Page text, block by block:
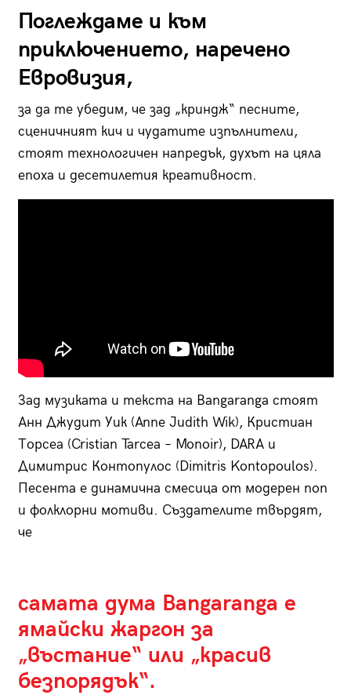
Поглеждаме и към
приключението, наречено
Евровизия,
за да те убедим, че зад „криндж“ песните,
сценичният кич и чудатите изпълнители,
стоят технологичен напредък, духът на цяла
епоха и десетилетия креативност.
Зад музиката и текста на Bangaranga стоят
Анн Джудит Уик (Anne Judith Wik), Кристиан
Торсеа (Cristian Tarcea – Monoir), DARA и
Димитрис Контопулос (Dimitris Kontopoulos).
Песента е динамична смесица от модерен поп
и фолклорни мотиви. Създателите твърдят,
че
самата дума Bangaranga е
ямайски жаргон за
„въстание“ или „красив
безпорядък“.